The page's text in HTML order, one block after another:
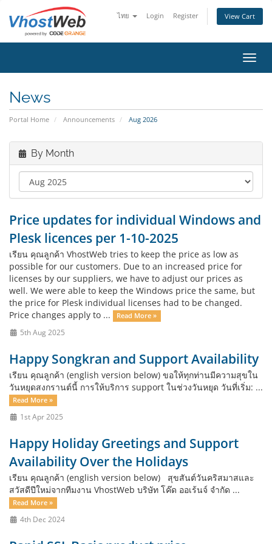
ไทย Login Register View Cart
News
Portal Home Announcements Aug 2026
By Month
Price updates for individual Windows and
Plesk licences per 1-10-2025
เรียน คุณลูกค้า VhostWeb tries to keep the price as low as
possible for our customers. Due to an increased price for
licenses by our suppliers, we have to adjust our prices as
well. We were able to keep the Windows price the same, but
the price for Plesk individual licenses had to be changed.
Price changes apply to ...
Read More »
5th Aug 2025
Happy Songkran and Support Availability
เรียน คุณลูกค้า (english version below) ขอให้ทุกท่านมีความสุขใน
วันหยุดสงกรานต์นี้ การให้บริการ support ในช่วงวันหยุด วันที่เริ่ม: ...
Read More »
1st Apr 2025
Happy Holiday Greetings and Support
Availability Over the Holidays
เรียน คุณลูกค้า (english version below) สุขสันต์วันคริสมาสและ
สวัสดีปีใหม่จากทีมงาน VhostWeb บริษัท โค๊ด ออเร้นจ์ จำกัด ...
Read More »
4th Dec 2024